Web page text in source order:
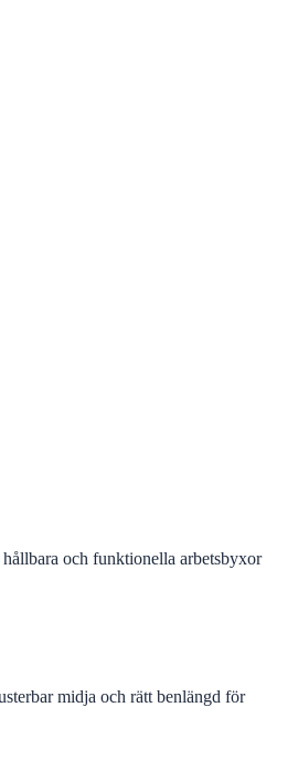
och funktionella arbetsbyxor
midja och rätt benlängd för